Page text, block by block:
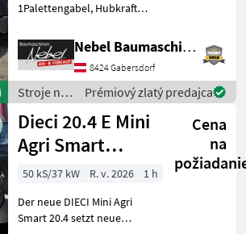
1Palettengabel, Hubkraft
Stroje na stavbu
Teleskopové nakladače
Nebel Baumaschinen
8424 Gabersdorf
Stroje na
stavbu /
JCB
Prémiový zlatý predajca
Dieci 20.4 E Mini
Agri Smart
ELEKTRO
Teleskoplader
TOP
Cena
na
50 kS/37 kW R. v. 2026
1 h
Der neue DIECI Mini Agri
Smart 20.4 setzt neue